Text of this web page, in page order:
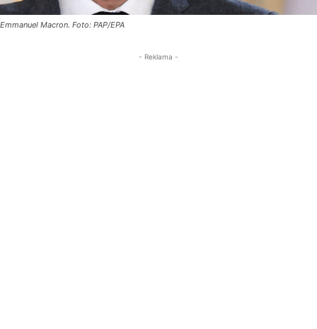
Emmanuel Macron. Foto: PAP/EPA
- Reklama -